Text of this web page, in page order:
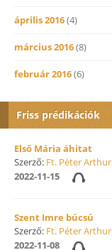
április 2016(4)
március 2016(8)
február 2016(6)
Friss prédikációk
Első Mária áhitat
Szerző: Ft. Péter Arthur
2022-11-15
Szent Imre búcsú
Szerző: Ft. Péter Arthur
2022-11-08